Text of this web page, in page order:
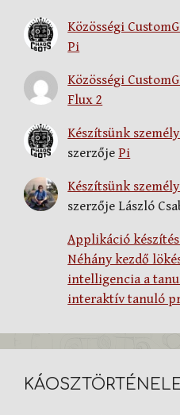
Közösségi
Pi
Közösségi
Flux 2
Készítsünk
szerzője Pi
Készítsünk
szerzője László
Applikáció
Néhány kezdő
intelligencia a
interaktív tanuló